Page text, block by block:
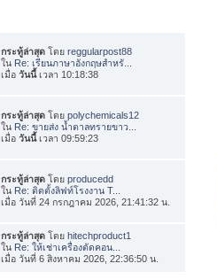
กระทู้ล่าสุด โดยreggularpost88
ใน Re: เรียนภาษาอังกฤษสำหรั...
เมื่อวันนี้เวลา 10:18:38
กระทู้ล่าสุด โดยpolychemicals12
ใน Re: ขายส่ง น้ำตาลทรายขาว...
เมื่อวันนี้เวลา 09:59:23
กระทู้ล่าสุด โดยproducedd
ใน Re: ติดตั้งลิฟท์โรงงาน T...
เมื่อ วันที่ 24 กรกฎาคม 2026, 21:41:32 น.
กระทู้ล่าสุด โดยhitechproduct1
ใน Re: ให้เช่าเครื่องตัดคอน...
เมื่อ วันที่ 6 สิงหาคม 2026, 22:36:50 น.